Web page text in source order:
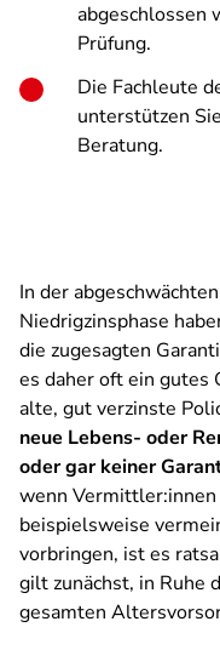
abgeschlossen
Prüfung.
Die Fachleute
unterstützen
Beratung.
In der
Niedrigzinsphase
die zugesagten
es daher oft ein gutes
alte, gut verzinste
neue Lebens- oder
oder gar keiner
wenn
beispielsweise
vorbringen, ist es
gilt zunächst, in Ruhe
gesamten